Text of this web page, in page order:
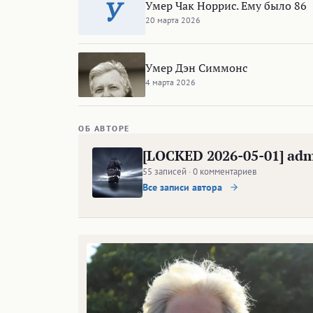
У Умер Чак Норрис. Ему было 86
20 марта 2026
Умер Дэн Симмонс
4 марта 2026
ОБ АВТОРЕ
[LOCKED 2026-05-01]
55 записей · 0 комментариев
Все записи автора